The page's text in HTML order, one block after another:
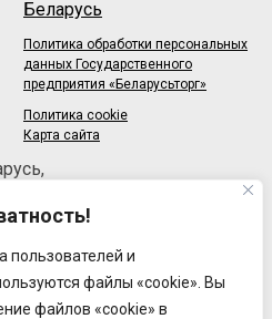
пользователей и
файлы «cookie». Вы
файлов «cookie» в
Беларусь
Политика обработки персональных
данных Государственного
предприятия «Беларусьторг»
Политика cookie
Карта сайта
33